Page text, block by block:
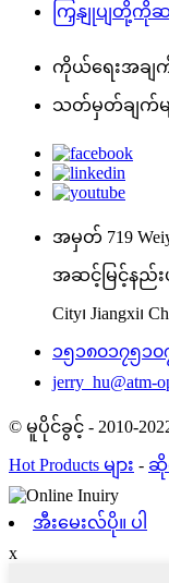
ကြှနျုပျတို့ကို
ကိုယ်ရေးအချ
သတ်မှတ်ချက်မျ
အမှတ် 719
အဆင့်မြင့်နည်း
City၊ Jiangxi၊
၁၅၁၈၀၁၇၅၁၀
jerry_hu@atm-
© မူပိုင်ခွင့် - 2010-
Hot Products များ - ဆို
အီးမေးလ်ပို။ ပါ
x